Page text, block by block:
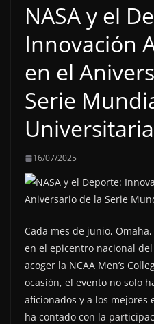
NASA y el
Innovación
en el
Serie
Universitaria
16/07/2025
Cada mes de junio,
en el epicentro nacional
acoger la NCAA Men’s
ocasión, el evento no solo
aficionados y a los
ha contado con la